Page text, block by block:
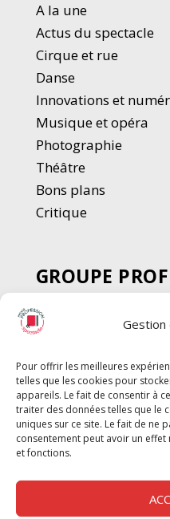
Gestion
Pour offrir les meilleures
telles que les cookies pour
appareils. Le fait de consentir à
traiter des données telles que le
uniques sur ce site. Le fait de ne
consentement peut avoir un
et fonctions.
A la une
Actus du spectacle
Cirque et rue
Danse
Innovations et
Musique et opéra
Photographie
Théâtre
Bons plans
Critique
GROUPE
SPECTACLE
Chèque Intermittents
Chèque Compta
Chèque Emploi
G-Pods
Profession Audio-